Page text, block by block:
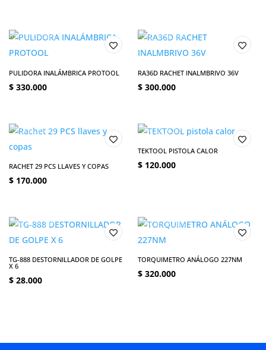
PULIDORA INALÁMBRICA PROTOOL
$ 330.000
RA36D RACHET INALMBRIVO 36V
$ 300.000
RACHET 29 PCS LLAVES Y COPAS
$ 170.000
TEKTOOL PISTOLA CALOR
$ 120.000
TG-888 DESTORNILLADOR DE GOLPE
X 6
$ 28.000
TORQUIMETRO ANÁLOGO 227NM
$ 320.000